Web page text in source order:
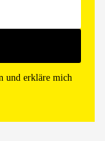
und erkläre mich